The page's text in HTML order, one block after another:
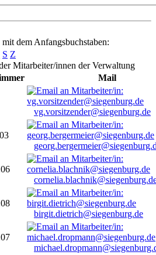
dem Anfangsbuchstaben:
S Z
Mitarbeiter/innen der Verwaltung
Mail
vg.vorsitzender@siegenburg.de
birgit.dietrich@siegenburg.de